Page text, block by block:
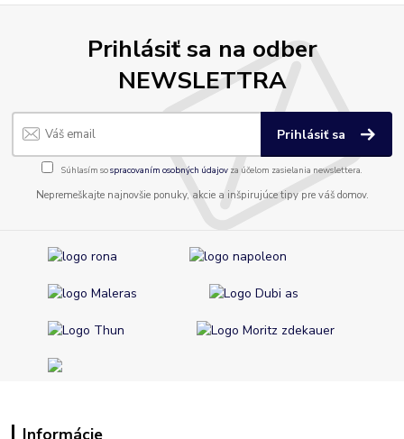
Prihlásiť sa na odber
NEWSLETTRA
Prihlásiť sa
Súhlasím sospracovaním osobných údajov za účelom zasielania newslettera.
Nepremeškajte najnovšie ponuky, akcie a inšpirujúce tipy pre váš domov.